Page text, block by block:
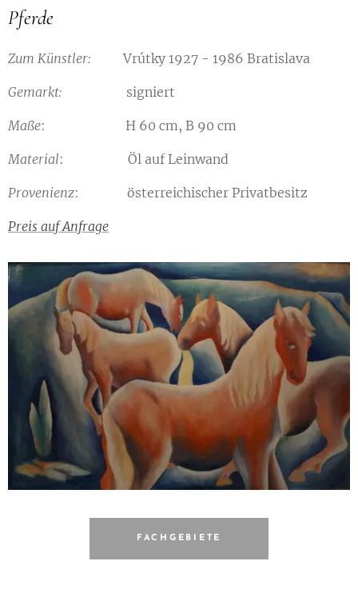
Pferde
Zum Künstler:Vrútky 1927 - 1986 Bratislava
Gemarkt: signiert
Maße: H 60 cm, B 90 cm
Material: Öl auf Leinwand
Provenienz: österreichischer Privatbesitz
Preis auf Anfrage
FACHGEBIETE